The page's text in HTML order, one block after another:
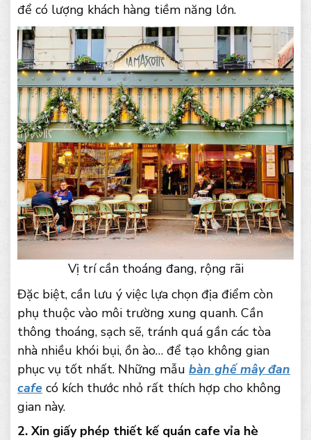
để có lượng khách hàng tiềm năng lớn.
Vị trí cần thoáng đang, rộng rãi
Đặc biệt, cần lưu ý việc lựa chọn địa điểm còn
phụ thuộc vào môi trường xung quanh. Cần
thông thoáng, sạch sẽ, tránh quá gần các tòa
nhà nhiều khói bụi, ồn ào… để tạo không gian
phục vụ tốt nhất. Những mẫu bàn ghế mây đan
cafe có kích thước nhỏ rất thích hợp cho không
gian này.
2. Xin giấy phép thiết kế quán cafe vỉa hè